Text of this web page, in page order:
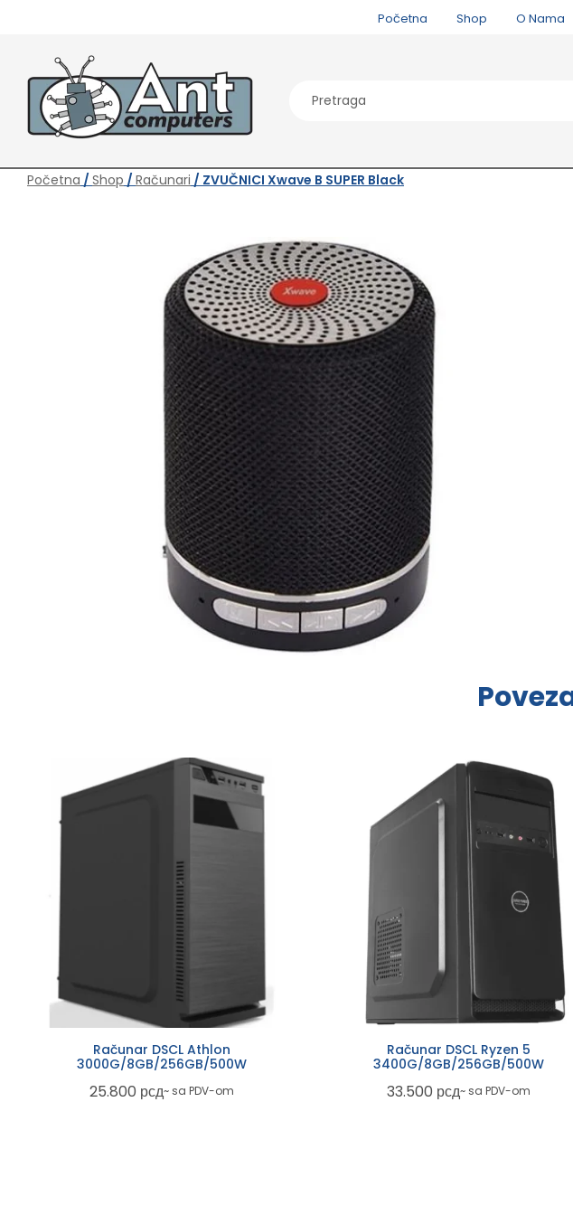
Početna Shop O Nama
Početna / Shop / Računari / ZVUČNICI Xwave B SUPER Black
Računar DSCL Athlon
3000G/8GB/256GB/500W
25.800 рсд~ sa PDV-om
Računar DSCL Ryzen 5
3400G/8GB/256GB/500W
33.500 рсд~ sa PDV-om